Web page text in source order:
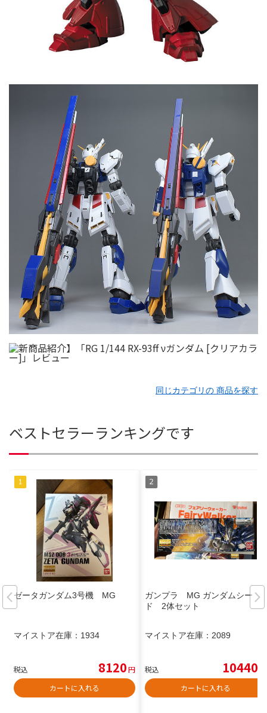
同じカテゴリの 商品を探す
ベストセラーランキングです
ゼータガンダム3号機 MG
マイストア在庫： 1934
税込 8120円
カートに入れる
ガンプラ MG ガンダムシー
ド 2体セット
マイストア在庫： 2089
税込 10440
カートに入れる